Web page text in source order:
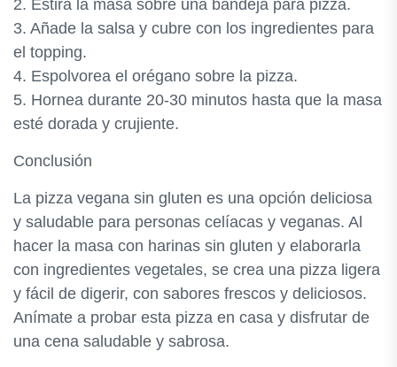
2. Estira la masa sobre una bandeja para pizza.
3. Añade la salsa y cubre con los ingredientes para
el topping.
4. Espolvorea el orégano sobre la pizza.
5. Hornea durante 20-30 minutos hasta que la masa
esté dorada y crujiente.
Conclusión
La pizza vegana sin gluten es una opción deliciosa
y saludable para personas celíacas y veganas. Al
hacer la masa con harinas sin gluten y elaborarla
con ingredientes vegetales, se crea una pizza ligera
y fácil de digerir, con sabores frescos y deliciosos.
Anímate a probar esta pizza en casa y disfrutar de
una cena saludable y sabrosa.